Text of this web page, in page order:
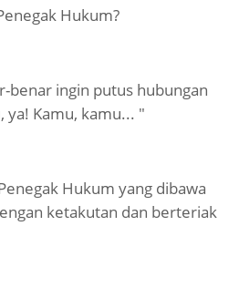
Hukum?
benar ingin putus hubungan
ya! Kamu, kamu... "
Hukum yang dibawa
ketakutan dan berteriak